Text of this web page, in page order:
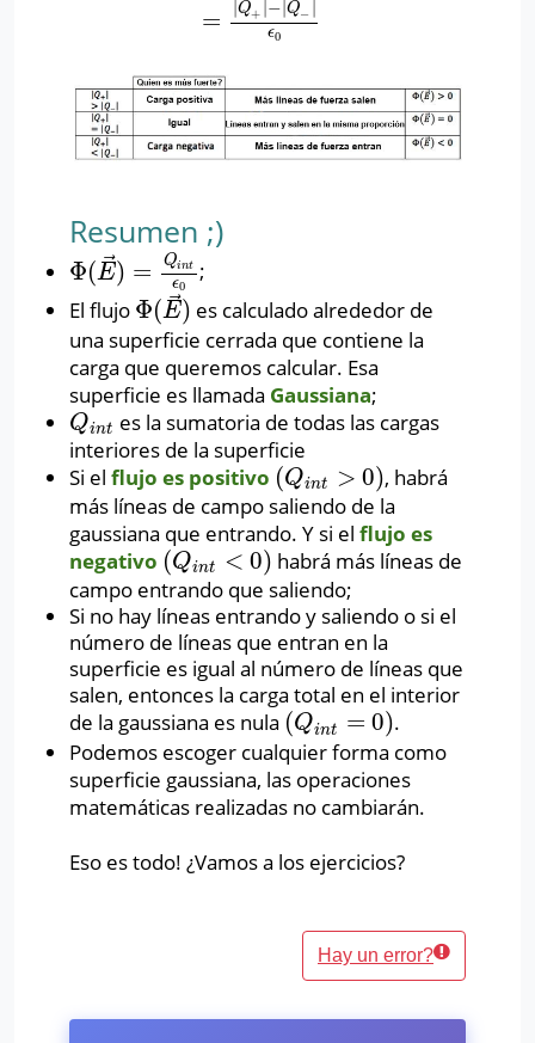
= Q+ − Q−
ϵ0
Resumen ;)
Φ(E⃗) = Qint
ϵ0
Φ(E→) =Q ntϵ0;
El flujo Φ(E⃗)
Φ(E→) es calculado alrededor de
una superficie cerrada que contiene la
carga que queremos calcular. Esa
superficie es llamada Gaussiana;
Qint
Qint es la sumatoria de todas las cargas
interiores de la superficie
Si el flujo es positivo (Qint > 0)
(Qint> 0)
, habrá
más líneas de campo saliendo de la
gaussiana que entrando. Y si el flujo es
negativo (Qint < 0)
(Qint< 0)
habrá más líneas de
campo entrando que saliendo;
Si no hay líneas entrando y saliendo o si el
número de líneas que entran en la
superficie es igual al número de líneas que
salen, entonces la carga total en el interior
de la gaussiana es nula (Qint = 0)
(Qint= 0)
.
Podemos escoger cualquier forma como
superficie gaussiana, las operaciones
matemáticas realizadas no cambiarán.
Eso es todo! ¿Vamos a los ejercicios?
Hay un error?